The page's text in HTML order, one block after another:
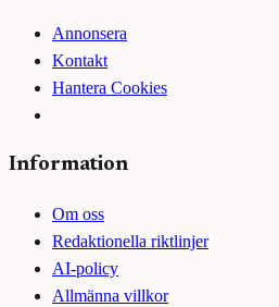
Annonsera
Kontakt
Hantera Cookies
Information
Om oss
Redaktionella riktlinjer
AI-policy
Allmänna villkor